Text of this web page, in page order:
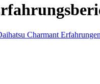
Charmant Erfahrungen